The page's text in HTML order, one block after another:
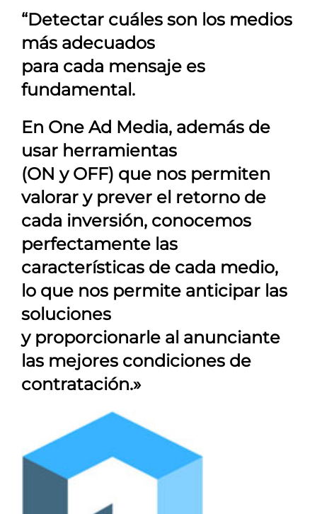
“Detectar cuáles son los medios
más adecuados
para cada mensaje es
fundamental.
En One Ad Media, además de
usar herramientas
(ON y OFF) que nos permiten
valorar y prever el retorno de
cada inversión, conocemos
perfectamente las
características de cada medio,
lo que nos permite anticipar las
soluciones
y proporcionarle al anunciante
las mejores condiciones de
contratación.»